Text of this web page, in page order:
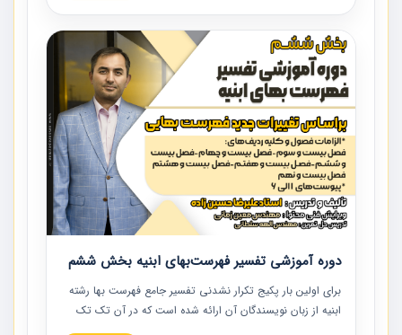
پیمان به همراه تجربیات عملی در این خصوص ارائه شده است.
دوره آموزشی تفسیر فهرست‌بهای ابنیه بخش ششم
برای اولین بار پکیج تکرار نشدنی تفسیر جامع فهرست بها رشته
ابنیه از زبان نویسندگان آن ارائه شده است که در آن تک تک
ردیف ها و مطالب فهرست بها تفسیر و ارائه شده است. این